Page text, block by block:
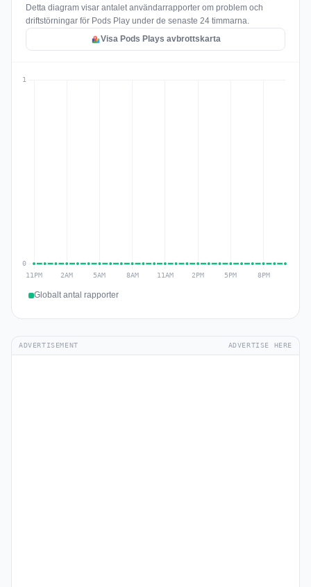
Detta diagram visar antalet användarrapporter om problem och
driftstörningar för Pods Play under de senaste 24 timmarna.
Visa Pods Plays avbrottskarta
Globalt antal rapporter
ADVERTISEMENT ADVERTISE HERE